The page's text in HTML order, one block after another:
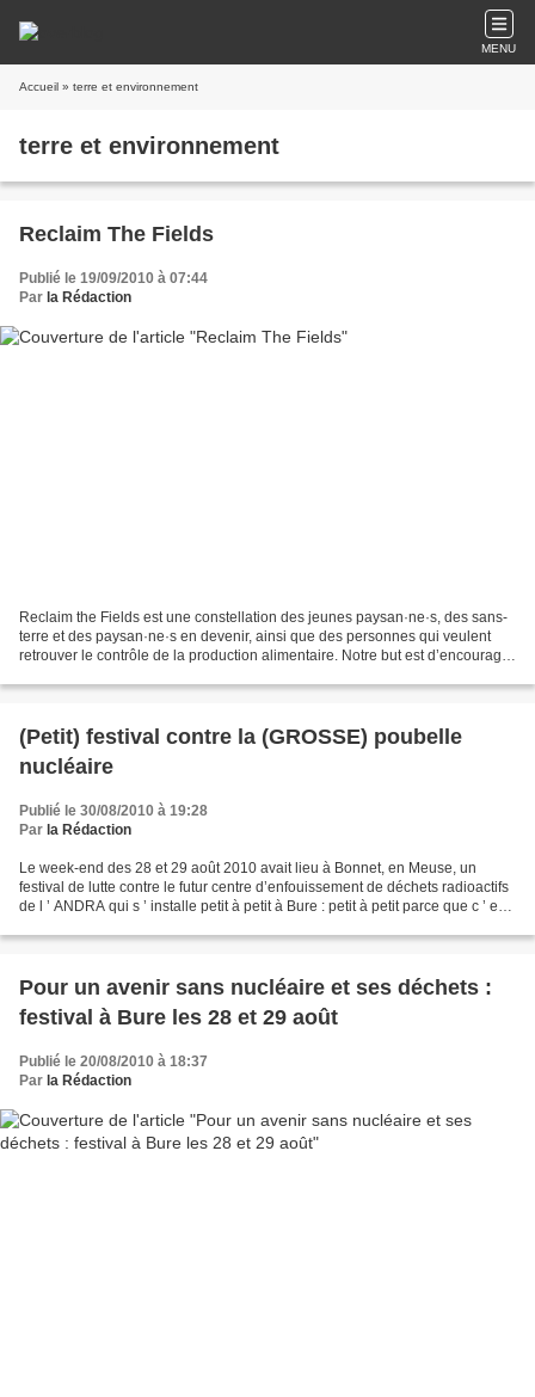
MENU
Accueil » terre et environnement
terre et environnement
Reclaim The Fields
Publié le 19/09/2010 à 07:44
Par la Rédaction
Reclaim the Fields est une constellation des jeunes paysan·ne·s, des sans-
terre et des paysan·ne·s en devenir, ainsi que des personnes qui veulent
retrouver le contrôle de la production alimentaire. Notre but est d’encourager
(Petit) festival contre la (GROSSE) poubelle
nucléaire
Publié le 30/08/2010 à 19:28
Par la Rédaction
Le week-end des 28 et 29 août 2010 avait lieu à Bonnet, en Meuse, un
festival de lutte contre le futur centre d’enfouissement de déchets radioactifs
de l ’ ANDRA qui s ’ installe petit à petit à Bure : petit à petit parce que c ’ est
Pour un avenir sans nucléaire et ses déchets :
festival à Bure les 28 et 29 août
Publié le 20/08/2010 à 18:37
Par la Rédaction